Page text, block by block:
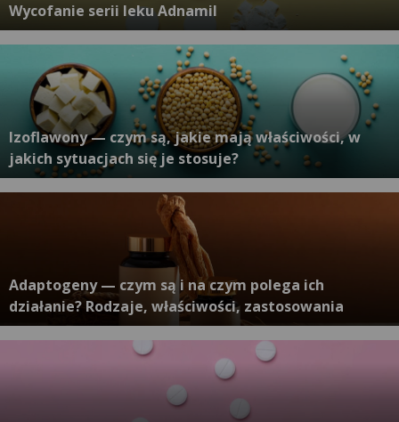
Wycofanie serii leku Adnamil
Izoflawony — czym są, jakie mają właściwości, w
jakich sytuacjach się je stosuje?
Adaptogeny — czym są i na czym polega ich
działanie? Rodzaje, właściwości, zastosowania